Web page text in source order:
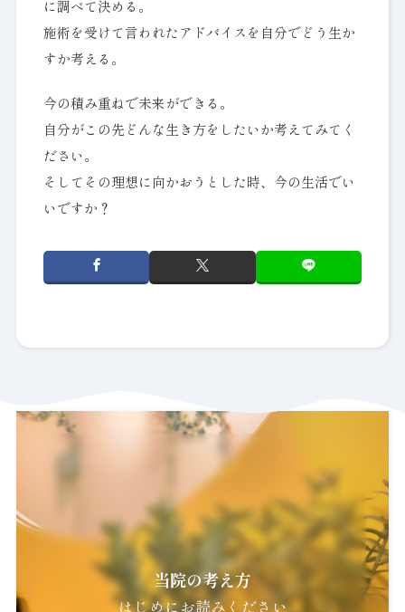
に調べて決める。
施術を受けて言われたアドバイスを自分でどう生か
すか考える。
今の積み重ねで未来ができる。
自分がこの先どんな生き方をしたいか考えてみてく
ださい。
そしてその理想に向かおうとした時、今の生活でい
いですか？
当院の考え方
はじめにお読みください